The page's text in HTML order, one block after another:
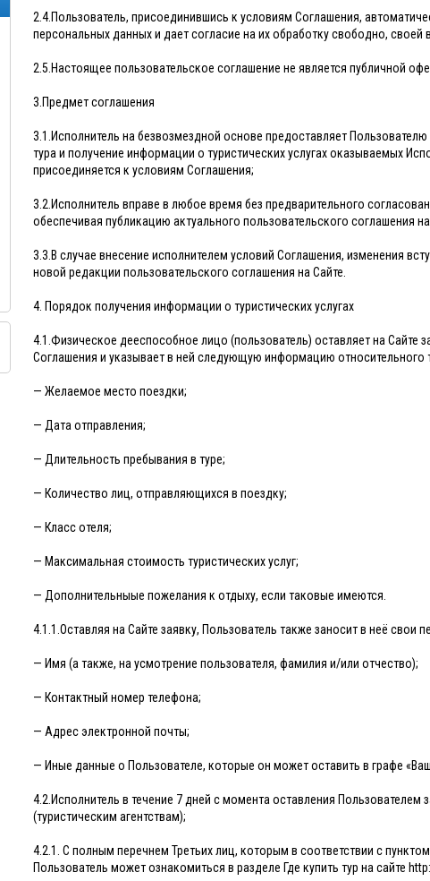
2.4.Пользователь, присоединившись к условиям Соглашения,
персональных данных и дает согласие на их обработку свободно, своей
2.5.Настоящее пользовательское соглашение не является публичной
3.Предмет соглашения
3.1.Исполнитель на безвозмездной основе предоставляет
тура и получение информации о туристических услугах оказываемых
присоединяется к условиям Соглашения;
3.2.Исполнитель вправе в любое время без предварительного
обеспечивая публикацию актуального пользовательского соглашения
3.3.В случае внесение исполнителем условий Соглашения, изменения
новой редакции пользовательского соглашения на Сайте.
4. Порядок получения информации о туристических услугах
4.1.Физическое дееспособное лицо (пользователь) оставляет на Сайте
Соглашения и указывает в ней следующую информацию относительного
— Желаемое место поездки;
— Дата отправления;
— Длительность пребывания в туре;
— Количество лиц, отправляющихся в поездку;
— Класс отеля;
— Максимальная стоимость туристических услуг;
— Дополнительныые пожелания к отдыху, если таковые имеются.
4.1.1.Оставляя на Сайте заявку, Пользователь также заносит в неё свои
— Имя (а также, на усмотрение пользователя, фамилия и/или отчество);
— Контактный номер телефона;
— Адрес электронной почты;
— Иные данные о Пользователе, которые он может оставить в графе
4.2.Исполнитель в течение 7 дней с момента оставления
(туристическим агентствам);
4.2.1. С полным перечнем Третьих лиц, которым в соответствии с
Пользователь может ознакомиться в разделе Где купить тур на сайте